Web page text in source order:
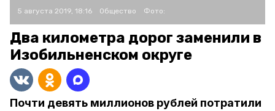
5 августа 2019, 18:16 Общество Фото:
Два километра дорог заменили в
Изобильненском округе
Почти девять миллионов рублей потратили